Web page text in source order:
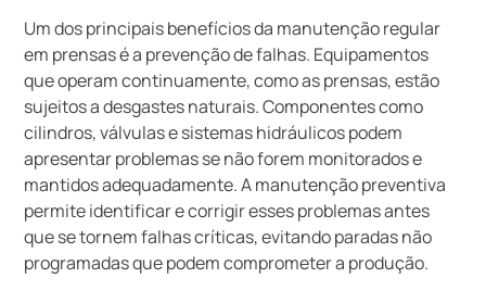
Um dos principais benefícios da manutenção regular
em prensas é a prevenção de falhas. Equipamentos
que operam continuamente, como as prensas, estão
sujeitos a desgastes naturais. Componentes como
cilindros, válvulas e sistemas hidráulicos podem
apresentar problemas se não forem monitorados e
mantidos adequadamente. A manutenção preventiva
permite identificar e corrigir esses problemas antes
que se tornem falhas críticas, evitando paradas não
programadas que podem comprometer a produção.